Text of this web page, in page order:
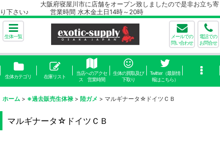
大阪府寝屋川市に店舗をオープン致しましたので是非お立ち寄
り下さい♪ 営業時間 水木金土日14時～20時
生体一覧
メールでの
問い合わせ
電話での
お問合せ
生体カテゴリ 在庫リスト
当店へのアクセ
ス 営業時間
生体の買取及び
下取り
Twitter（最新情
報はこちら）
ホーム > ※過去販売生体禄 > 陸ガメ > マルギナータ☆ドイツＣＢ
マルギナータ☆ドイツＣＢ